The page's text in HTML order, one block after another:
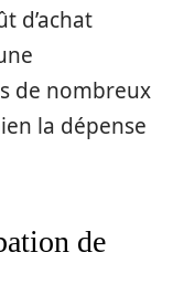
d’achat
de nombreux
la dépense
de